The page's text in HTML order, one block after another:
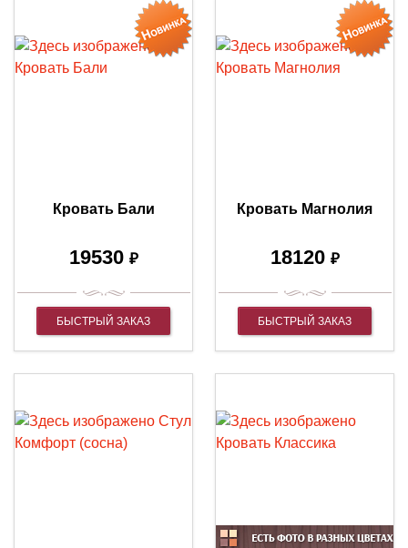
Кровать Бали
19530 ₽
БЫСТРЫЙ ЗАКАЗ
Кровать Магнолия
18120 ₽
БЫСТРЫЙ ЗАКАЗ